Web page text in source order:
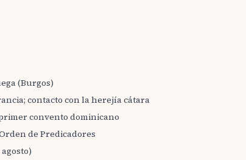
(Burgos)
contacto con la herejía cátara
convento dominicano
de Predicadores